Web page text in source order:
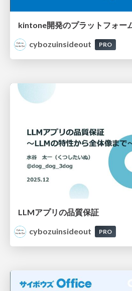
kintone開発のプラットフォー
cybozuinsideout
PRO
LLMアプリの品質保証
cybozuinsideout
PRO